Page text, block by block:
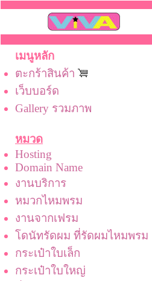
เมนูหลัก
ตะกร้าสินค้า
เว็บบอร์ด
Gallery รวมภาพ
หมวด
Hosting
Domain Name
งานบริการ
หมวกไหมพรม
งานจากเฟรม
โดนัทรัดผม ที่รัดผมไหมพรม
กระเป๋าใบเล็ก
กระเป๋าใบใหญ่